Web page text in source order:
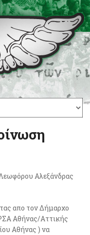
Αλεξάνδρας
απο τον Δήμαρχο
Αθήνας/Αττικής
Αθήνας ) να